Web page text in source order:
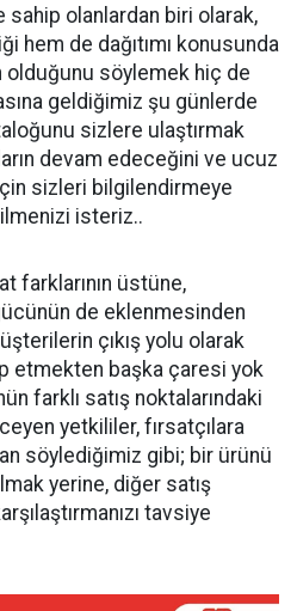
olanlardan biri olarak,
hem de dağıtımı konusunda
olduğunu söylemek hiç de
geldiğimiz şu günlerde
sizlere ulaştırmak
devam edeceğini ve ucuz
sizleri bilgilendirmeye
isteriz..
farklarının üstüne,
de eklenmesinden
çıkış yolu olarak
etmekten başka çaresi yok
farklı satış noktalarındaki
yetkililer, fırsatçılara
söylediğimiz gibi; bir ürünü
yerine, diğer satış
tavsiye